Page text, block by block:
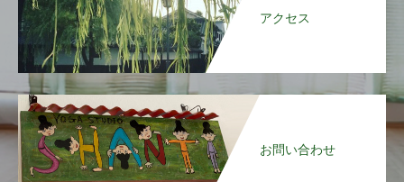
アクセス
お問い合わせ